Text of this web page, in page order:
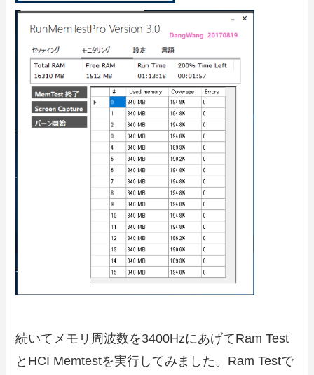
続いてメモリ周波数を3400HzにあげてRam Test
とHCI Memtestを実行してみました。Ram Testで